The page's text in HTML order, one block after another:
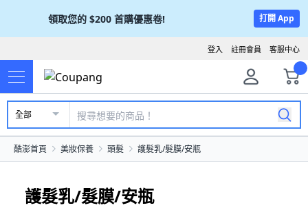
領取您的 $200 首購優惠卷! 打開 App
客服中心
註冊會員
登入
全部
酷澎首頁 美妝保養 頭髮 護髮乳/髮膜/安瓶
護髮乳/髮膜/安瓶